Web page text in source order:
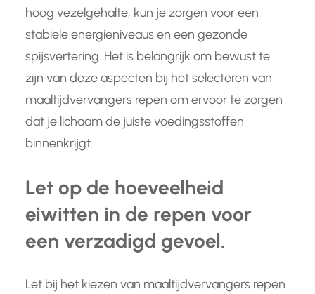
hoog vezelgehalte, kun je zorgen voor een
stabiele energieniveaus en een gezonde
spijsvertering. Het is belangrijk om bewust te
zijn van deze aspecten bij het selecteren van
maaltijdvervangers repen om ervoor te zorgen
dat je lichaam de juiste voedingsstoffen
binnenkrijgt.
Let op de hoeveelheid
eiwitten in de repen voor
een verzadigd gevoel.
Let bij het kiezen van maaltijdvervangers repen